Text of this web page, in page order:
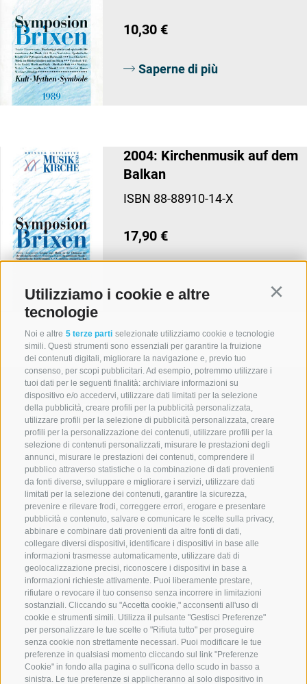
Utilizziamo i cookie e altre
tecnologie
Noi e altre 5 terze parti selezionate utilizziamo cookie e tecnologie
simili. Questi strumenti sono essenziali per garantire la fruizione
dei contenuti digitali, migliorare la navigazione e, previo tuo
consenso, per scopi pubblicitari. Ad esempio, potremmo utilizzare i
tuoi dati per le seguenti finalità: archiviare informazioni su
dispositivo e/o accedervi, utilizzare dati limitati per la selezione
della pubblicità, creare profili per la pubblicità personalizzata,
utilizzare profili per la selezione di pubblicità personalizzata, creare
profili per la personalizzazione dei contenuti, utilizzare profili per la
selezione di contenuti personalizzati, misurare le prestazioni degli
annunci, misurare le prestazioni dei contenuti, comprendere il
pubblico attraverso statistiche o la combinazione di dati provenienti
da fonti diverse, sviluppare e migliorare i servizi, utilizzare dati
limitati per la selezione dei contenuti, garantire la sicurezza,
prevenire e rilevare frodi, correggere errori, erogare e presentare
pubblicità e contenuto, salvare e comunicare le scelte sulla privacy,
abbinare e combinare dati provenienti da altre fonti di dati,
collegare diversi dispositivi, identificare i dispositivi in base alle
informazioni trasmesse automaticamente, utilizzare dati di
geolocalizzazione precisi, riconoscere i dispositivi in base a
informazioni richieste attivamente. Puoi liberamente prestare,
rifiutare o revocare il tuo consenso senza incorrere in limitazioni
sostanziali. Cliccando su "Accetta cookie," acconsenti all'uso di
cookie e strumenti simili. Utilizza il pulsante "Gestisci Preferenze"
per personalizzare le tue scelte o "Rifiuta tutto" per proseguire
senza cookie non strettamente necessari. Puoi modificare le tue
preferenze in qualsiasi momento cliccando sul link "Preferenze
Cookie" in fondo alla pagina o sull'icona dello scudo in basso a
sinistra. Le tue preferenze si applicheranno al solo dispositivo in
10,30 €
Saperne di più
2004: Kirchenmusik auf dem
Balkan
ISBN 88-88910-14-X
17,90 €
A. WEGER
Libreria universitaria Bressanone
Via Torra Bianca 5
I-39042 Bressanone (BZ)
UID
Tel.:+39 0472 836164
info@weger.bz.it
Druckerei A. Weger
Tel.:+39 0472 837 920
druckerei@weger.bz.it
Credits